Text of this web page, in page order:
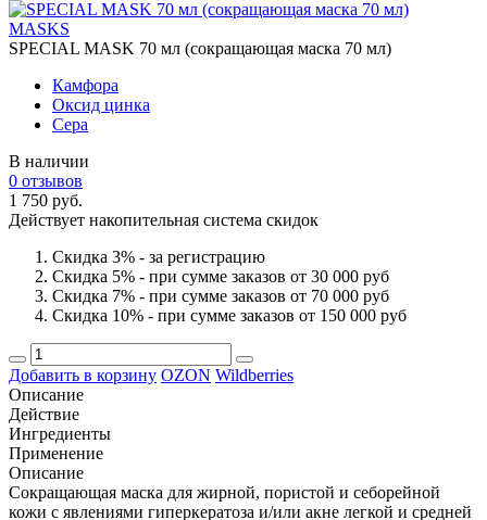
MASKS
SPECIAL MASK 70 мл (сокращающая маска 70 мл)
Камфора
Оксид цинка
Сера
В наличии
0 отзывов
1 750 руб.
Действует накопительная система скидок
Скидка 3% - за регистрацию
Скидка 5% - при сумме заказов от 30 000 руб
Скидка 7% - при сумме заказов от 70 000 руб
Скидка 10% - при сумме заказов от 150 000 руб
Добавить в корзину OZON Wildberries
Описание
Действие
Ингредиенты
Применение
Описание
Сокращающая маска для жирной, пористой и себорейной
кожи с явлениями гиперкератоза и/или акне легкой и средней